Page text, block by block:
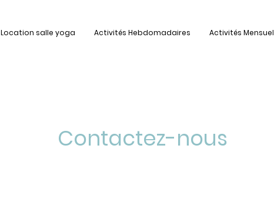
Location salle yoga Activités Hebdomadaires Activités
Contactez-nous